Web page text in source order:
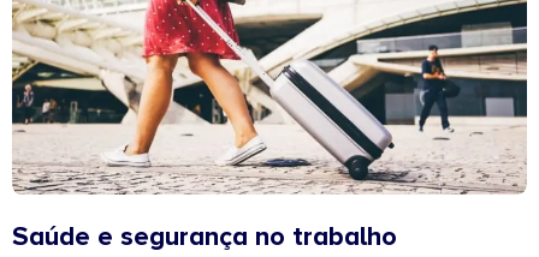
Saúde e segurança no trabalho